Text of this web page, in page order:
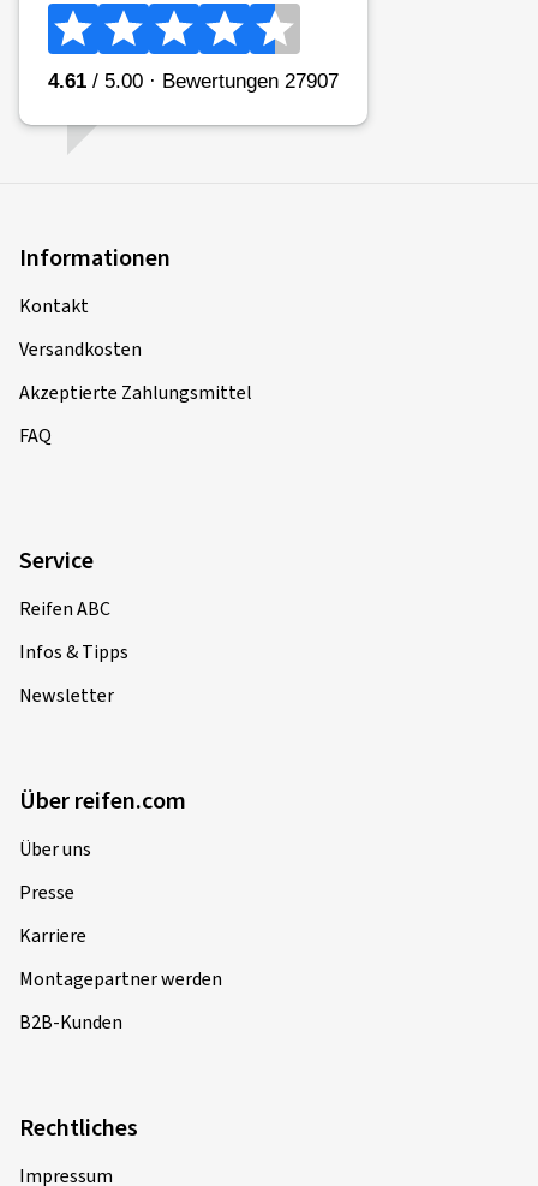
Informationen
Kontakt
Versandkosten
Akzeptierte Zahlungsmittel
FAQ
Service
Reifen ABC
Infos & Tipps
Newsletter
Über reifen.com
Über uns
Presse
Karriere
Montagepartner werden
B2B-Kunden
Rechtliches
Impressum